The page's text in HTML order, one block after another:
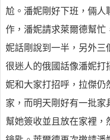
尬。潘妮剛好下班，倆人
作，潘妮請求萊爾德幫忙
妮話剛說到一半，另外三
很迷人的俄國話像潘妮打
妮和大家打招呼，拉傑仍
家，而明天剛好有一批
幫她簽收並且放在家裡，